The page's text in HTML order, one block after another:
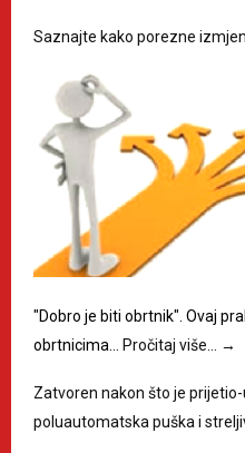
Saznajte kako porezne
"Dobro je biti obrtnik". Ovaj
obrtnicima…
Pročitaj više… →
Zatvoren nakon što je
poluautomatska puška i